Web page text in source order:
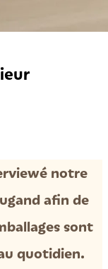
notre
afin de
sont
quotidien.